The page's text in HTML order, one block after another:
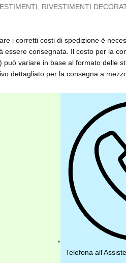
RIVESTIMENTI
i corretti costi di spedizione è
essere consegnata. Il costo per la
variare in base al formato delle
dettagliato per la consegna a
Telefona